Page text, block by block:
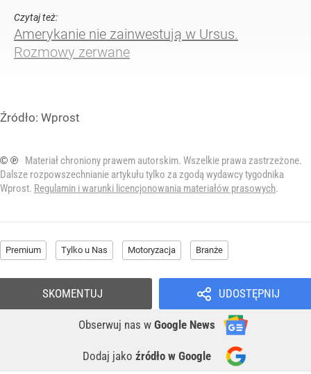
Czytaj też:
Amerykanie nie zainwestują w Ursus.
Rozmowy zerwane
Źródło: Wprost
© ℗
Materiał chroniony prawem autorskim. Wszelkie prawa zastrzeżone.
Dalsze rozpowszechnianie artykułu tylko za zgodą wydawcy tygodnika
Wprost. Regulamin i warunki licencjonowania materiałów prasowych.
Premium Tylko u Nas Motoryzacja Branże
UDOSTĘPNIJ
Obserwuj nas w Google News
Dodaj jako źródło w Google
SKOMENTUJ